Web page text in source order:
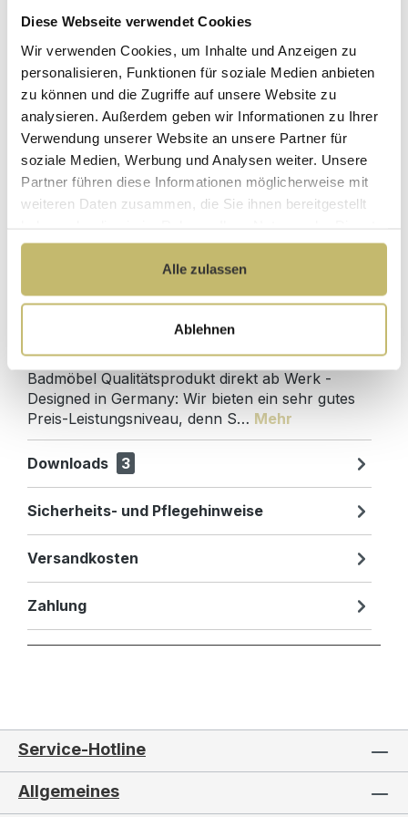
Diese Webseite verwendet Cookies
Wir verwenden Cookies, um Inhalte und Anzeigen zu
personalisieren, Funktionen für soziale Medien anbieten
zu können und die Zugriffe auf unsere Website zu
analysieren. Außerdem geben wir Informationen zu Ihrer
Verwendung unserer Website an unsere Partner für
soziale Medien, Werbung und Analysen weiter. Unsere
Partner führen diese Informationen möglicherweise mit
weiteren Daten zusammen, die Sie ihnen bereitgestellt
gesammelt haben.
Alle zulassen
Ablehnen
Hochwertige
Materialien
Herstellerpreis
ohne
Zwischenhändler
Kundenbetreuung
mit bester
Bewertung
Gut verpackt für
beschädigungsfreie
Lieferung
Designed in
Germany
1 Monat risikofreies
Rückgaberecht
Produktdetails
Badmöbel Qualitätsprodukt direkt ab Werk -
Designed in Germany: Wir bieten ein sehr gutes
Preis-Leistungsniveau, denn S… Mehr
Downloads 3
Sicherheits- und Pflegehinweise
Versandkosten
Zahlung
Service-Hotline
Allgemeines